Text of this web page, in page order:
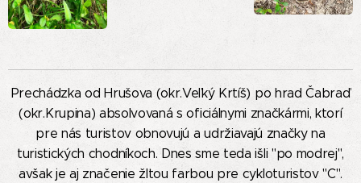
Prechádzka od Hrušova (okr.Veľký Krtíš) po hrad Čabraď
(okr.Krupina) absolvovaná s oficiálnymi značkármi, ktorí
pre nás turistov obnovujú a udržiavajú značky na
turistických chodníkoch. Dnes sme teda išli "po modrej",
avšak je aj značenie žltou farbou pre cykloturistov "C".